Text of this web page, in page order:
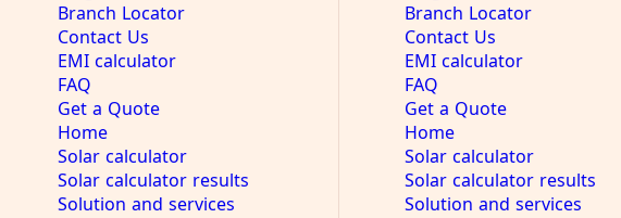
Branch Locator
Contact Us
EMI calculator
FAQ
Get a Quote
Home
Solar calculator
Solar calculator results
Solution and services
Branch Locator
Contact Us
EMI calculator
FAQ
Get a Quote
Home
Solar calculator
Solar calculator results
Solution and services